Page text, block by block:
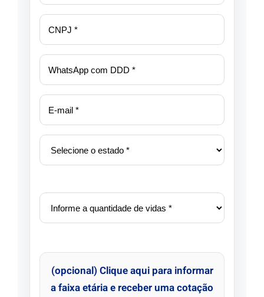
(opcional) Clique aqui para informar
a faixa etária e receber uma cotação